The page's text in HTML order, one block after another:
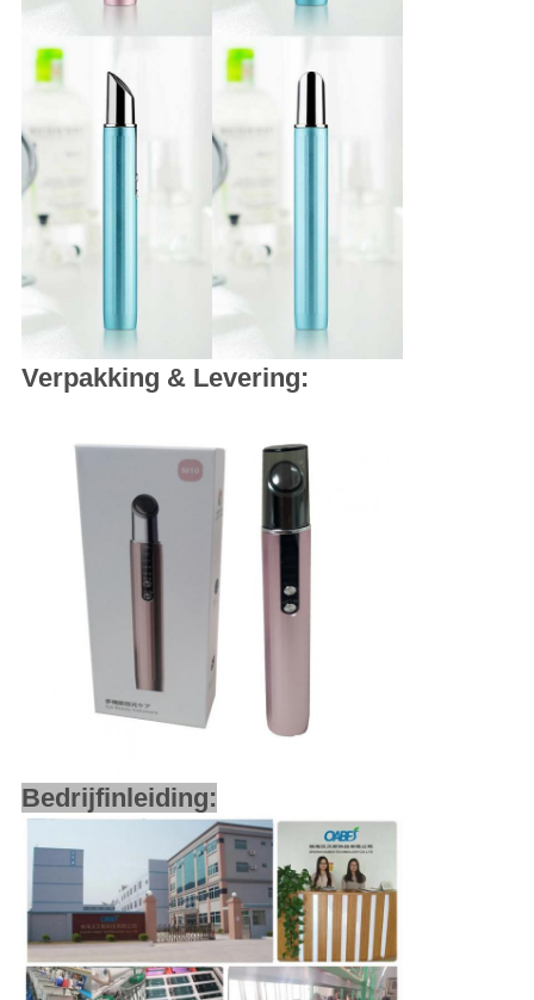
Verpakking & Levering:
Bedrijfinleiding: